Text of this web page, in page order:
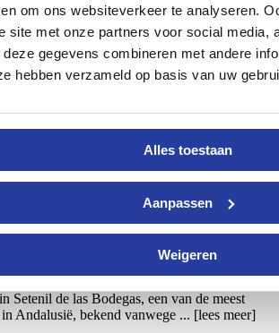
om ons websiteverkeer te analyseren.
site met onze partners voor social media,
gegevens combineren met andere
hebben verzameld op basis van uw
Alles toestaan
Aanpassen
Weigeren
Breng een bezoek aan Marbella en Puerto
voor rijkdom en luxe aan de ...[lees meer]
Setenil de las Bodegas, een van de meest
Andalusië, bekend vanwege ... [lees meer]